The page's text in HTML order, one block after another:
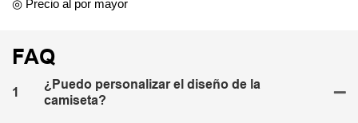
◎ Precio al por mayor
FAQ
1
¿Puedo personalizar el diseño de la
camiseta?